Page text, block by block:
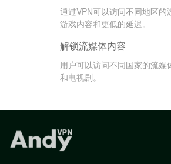
通过VPN可以访问不同地区的
游戏内容和更低的延迟。
解锁流媒体内容
用户可以访问不同国家的流媒
和电视剧。